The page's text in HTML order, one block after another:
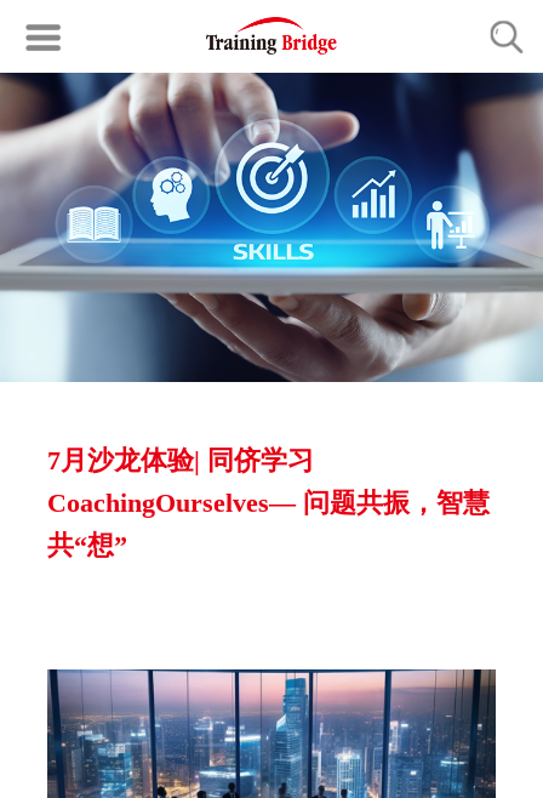
7月沙龙体验| 同侪学习
CoachingOurselves— 问题共振，智慧
共“想”